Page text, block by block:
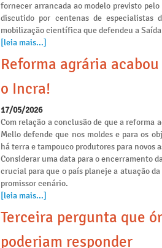
fornecer arrancada ao modelo previsto
discutido por centenas de especialistas
mobilização científica que defendeu a
[leia mais...]
Reforma agrária
o Incra!
17/05/2026
Com relação a conclusão de que a
Mello defende que nos moldes e para os
há terra e tampouco produtores para novos
Considerar uma data para o encerramento
crucial para que o país planeje a atuação
promissor cenário.
[leia mais...]
Terceira pergunta que
poderiam responder